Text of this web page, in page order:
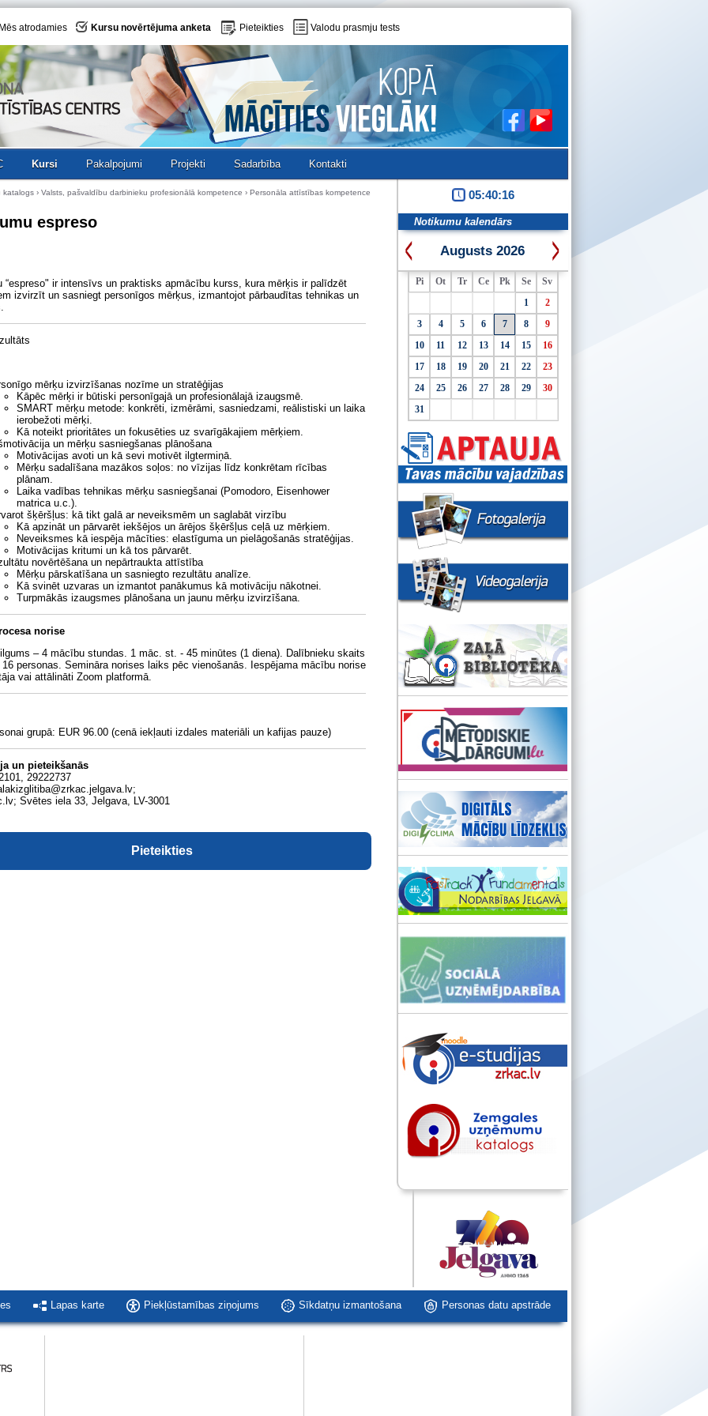
Mēs atrodamies Kursu novērtējuma anketa Pieteikties Valodu prasmju tests
Kursi Pakalpojumi Projekti Sadarbība Kontakti
katalogs › Valsts, pašvaldību darbinieku profesionālā kompetence › Personāla attīstības kompetence
espreso
“espreso" ir intensīvs un praktisks apmācību kurss, kura mērķis ir palīdzēt
izvirzīt un sasniegt personīgos mērķus, izmantojot pārbaudītas tehnikas un
mērķu izvirzīšanas nozīme un stratēģijas
Kāpēc mērķi ir būtiski personīgajā un profesionālajā izaugsmē.
SMART mērķu metode: konkrēti, izmērāmi, sasniedzami, reālistiski un laika
ierobežoti mērķi.
Kā noteikt prioritātes un fokusēties uz svarīgākajiem mērķiem.
un mērķu sasniegšanas plānošana
Motivācijas avoti un kā sevi motivēt ilgtermiņā.
Mērķu sadalīšana mazākos soļos: no vīzijas līdz konkrētam rīcības
plānam.
Laika vadības tehnikas mērķu sasniegšanai (Pomodoro, Eisenhower
matrica u.c.).
šķēršļus: kā tikt galā ar neveiksmēm un saglabāt virzību
Kā apzināt un pārvarēt iekšējos un ārējos šķēršļus ceļā uz mērķiem.
Neveiksmes kā iespēja mācīties: elastīguma un pielāgošanās stratēģijas.
Motivācijas kritumi un kā tos pārvarēt.
novērtēšana un nepārtraukta attīstība
Mērķu pārskatīšana un sasniegto rezultātu analīze.
Kā svinēt uzvaras un izmantot panākumus kā motivāciju nākotnei.
Turpmākās izaugsmes plānošana un jaunu mērķu izvirzīšana.
norise
– 4 mācību stundas. 1 māc. st. - 45 minūtes (1 diena). Dalībnieku skaits
16 personas. Semināra norises laiks pēc vienošanās. Iespējama mācību norise
vai attālināti Zoom platformā.
grupā: EUR 96.00 (cenā iekļauti izdales materiāli un kafijas pauze)
un pieteikšanās
29222737
Svētes iela 33, Jelgava, LV-3001
Pieteikties
05:40:17
Notikumu kalendārs
Augusts 2026
Pi Ot Tr Ce Pk Se
Sv
1
2
3
4 5 6 7 8
9
10
11 12 13 14 15
16
17
18 19 20 21 22
23
24
25 26 27 28 29
30
31
Lapas karte Piekļūstamības ziņojums Sīkdatņu izmantošana Personas datu apstrāde